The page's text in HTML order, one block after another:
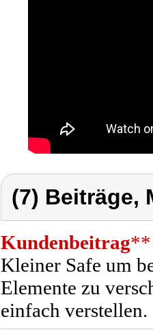
(7) Beiträge,
Kundenbeitrag**
Kleiner Safe um
Elemente zu
einfach verstellen.